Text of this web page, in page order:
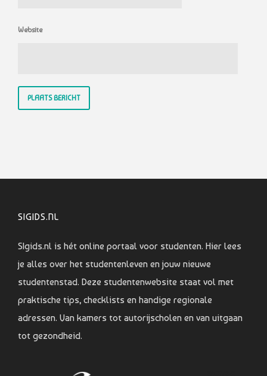
Website
SIGIDS.NL
SIgids.nl is hét online portaal voor studenten. Hier lees
je alles over het studentenleven en jouw nieuwe
studentenstad. Deze studentenwebsite staat vol met
praktische tips, checklists en handige regionale
adressen. Van kamers tot autorijscholen en van uitgaan
tot gezondheid.